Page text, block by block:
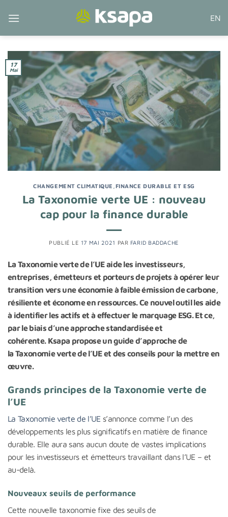
EN
17
Mai
CHANGEMENT CLIMATIQUE FINANCE DURABLE ET ESG
La Taxonomie verte UE : nouveau
cap pour la finance durable
PUBLIÉ LE 17 MAI 2021 PAR FARID BADDACHE
La Taxonomie verte de l’UE aide les investisseurs,
entreprises, émetteurs et porteurs de projets à opérer leur
transition vers une économie à faible émission de carbone,
résiliente et économe en ressources. Ce nouvel outil les aide
à identifier les actifs et à effectuer le marquage ESG. Et ce,
par le biais d’une approche standardisée et
cohérente. Ksapa propose un guide d’approche de
la Taxonomie verte de l’UE et des conseils pour la mettre en
œuvre.
Grands principes de la Taxonomie verte de
l’UE
La Taxonomie verte de l’UE s’annonce comme l’un des
développements les plus significatifs en matière de finance
durable. Elle aura sans aucun doute de vastes implications
pour les investisseurs et émetteurs travaillant dans l’UE – et
au-delà.
Nouveaux seuils de performance
Cette nouvelle taxonomie fixe des seuils de